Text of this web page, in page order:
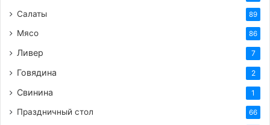
Добавляем сметану и бульон:
образовалось комочков. Затем постепенно
влейте бульон (или воду), также помешивая.
Доведите соус до легкого кипения, но не
Салаты 89
Мясо 86
Ливер 7
Говядина 2
Свинина 1
Праздничный стол 66